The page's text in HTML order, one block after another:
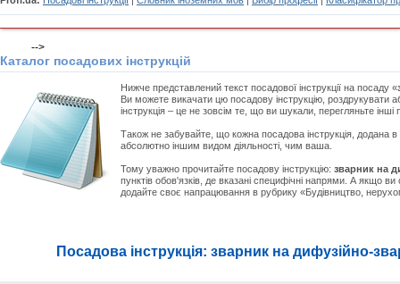
-->
Каталог посадових інструкцій
Нижче представлений текст посадової інструкції на посаду «
Ви можете викачати цю посадову інструкцію,
інструкція – це не зовсім те, що ви шукали, перегляньте інші
Також не забувайте, що кожна посадова інструкція, додана
абсолютно іншим видом діяльності, чим ваша.
Тому уважно прочитайте посадову інструкцію: зварник на
пунктів обов'язків, де вказані специфічні напрями. А якщо
додайте своє напрацювання в рубрику «Будівництво,
Посадова інструкція: зварник на дифузійно-